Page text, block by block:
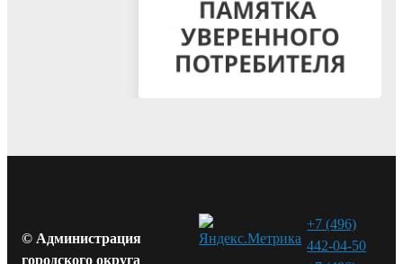
© Администрация
городского округа
+7 (496)
442-04-50